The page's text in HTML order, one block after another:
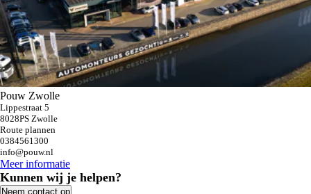
Pouw Zwolle
Lippestraat 5
8028PS Zwolle
Route plannen
0384561300
info@pouw.nl
Meer informatie
Kunnen wij je helpen?
Neem contact op